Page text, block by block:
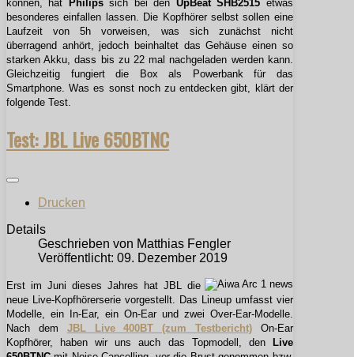
können, hat Philipssich bei den UpBeat SHB2515 etwas
besonderes einfallen lassen. Die Kopfhörer selbst sollen eine
Laufzeit von 5h vorweisen, was sich zunächst nicht
überragend anhört, jedoch beinhaltet das Gehäuse einen so
starken Akku, dass bis zu 22 mal nachgeladen werden kann.
Gleichzeitig fungiert die Box als Powerbank für das
Smartphone. Was es sonst noch zu entdecken gibt, klärt der
folgende Test.
Test: JBL Live 650BTNC
Drucken
Details
Geschrieben von Matthias Fengler
Veröffentlicht: 09. Dezember 2019
Erst im Juni dieses Jahres hat JBL die
neue Live-Kopfhörerserie vorgestellt. Das Lineup umfasst vier
Modelle, ein In-Ear, ein On-Ear und zwei Over-Ear-Modelle.
Nach dem JBL Live 400BT (zum Testbericht) On-Ear
Kopfhörer, haben wir uns auch das Topmodell, den Live